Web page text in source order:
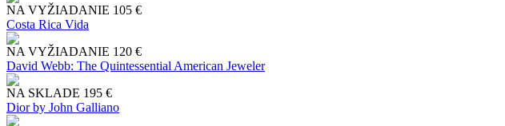
NA VYŽIADANIE 105 €
Costa Rica Vida
NA VYŽIADANIE 120 €
David Webb: The Quintessential American Jeweler
NA SKLADE 195 €
Dior by John Galliano